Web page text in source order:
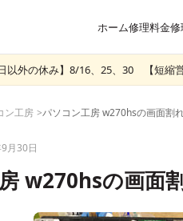
ホーム修理料金修
以外の休み】8/16、25、30 【短縮
ン工房
月30日
w270hsの画面